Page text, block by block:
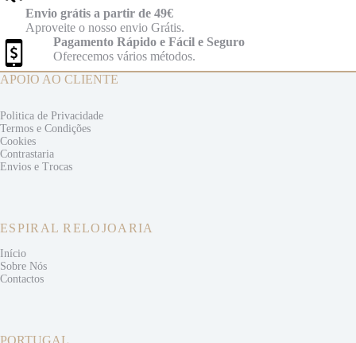
Envio grátis a partir de 49€
Aproveite o nosso envio Grátis.
Pagamento Rápido e Fácil e Seguro
Oferecemos vários métodos.
APOIO AO CLIENTE
Politica de Privacidade
Termos e Condições
Cookies
Contrastaria
Envios e Trocas
ESPIRAL RELOJOARIA
Início
Sobre Nós
Contactos